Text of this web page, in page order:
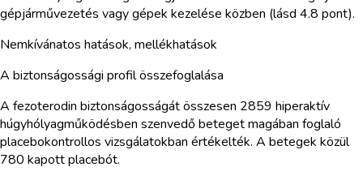
gépjárművezetés vagy gépek kezelése közben (lásd 4.8 pont).
Nemkívánatos hatások, mellékhatások
A biztonságossági profil összefoglalása
A fezoterodin biztonságosságát összesen 2859 hiperaktív
húgyhólyagműködésben szenvedő beteget magában foglaló
placebokontrollos vizsgálatokban értékelték. A betegek közül
780 kapott placebót.